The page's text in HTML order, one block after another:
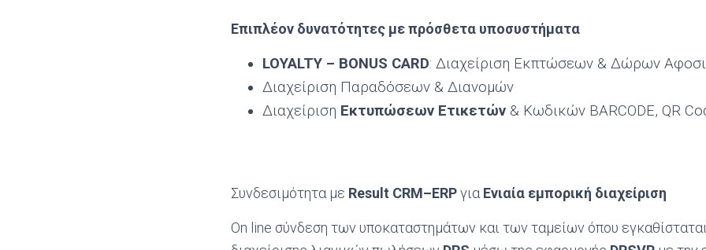
Επιπλέον δυνατότητες με πρόσθετα υποσυστήματα
LOYALTY – BONUS CARD: Διαχείριση Εκπτώσεων & Δώρων
Διαχείριση Παραδόσεων & Διανομών
Διαχείριση Εκτυπώσεων Ετικετών & Κωδικών BARCODE, QR
Συνδεσιμότητα με Result CRM–ERPγια Ενιαία εμπορική διαχείριση
On line σύνδεση των υποκαταστημάτων και των ταμείων όπου